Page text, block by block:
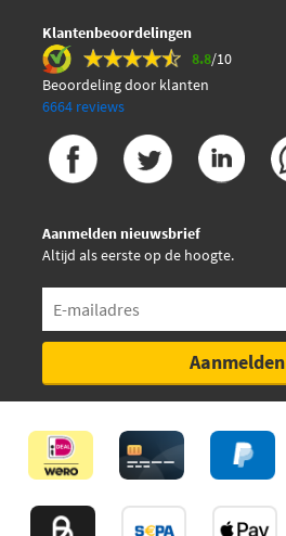
Klantenbeoordelingen
8.8/10
Beoordeling door klanten
6664 reviews
Aanmelden nieuwsbrief
Altijd als eerste op de hoogte.
Aanmelden